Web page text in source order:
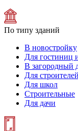
По типу зданий
В новостройку
Для гостиниц
В загородный
Для строителей
Для школ
Строительные
Для дачи